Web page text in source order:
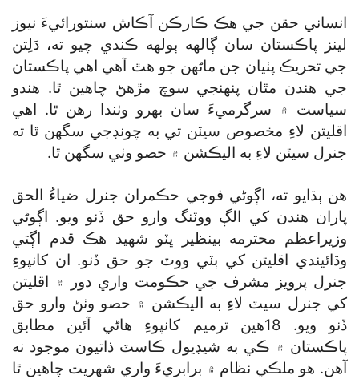
انساني حقن جي هڪ ڪارڪن آڪاش سنتورائيءَ نيوز
لينز پاڪستان سان ڳالهه ٻولهه ڪندي چيو ته، دَلِتن
جي تحريڪ پٺيان جن ماڻهن جو هٿ آهي اهي پاڪستان
جي هندن مٿان پنهنجي سوچ مڙهڻ چاهين ٿا. هندو
سياست ۾ سرگرميءَ سان بهرو وٺندا رهن ٿا. اهي
اقليتن لاءِ مخصوص سيٽن تي به چونڊجي سگھن ٿا ته
جنرل سيٽن لاءِ به اليڪشن ۾ حصو وٺي سگھن ٿا.
هن ٻڌايو ته، اڳوڻي فوجي حڪمران جنرل ضياءُ الحق
پاران هندن کي الڳ ووٽنگ وارو حق ڏنو ويو. اڳوڻي
وزيراعظم محترمه بينظير ڀٽو شهيد هڪ قدم اڳتي
وڌائيندي اقليتن کي ٻٽي ووٽ جو حق ڏنو. ان کانپوءِ
جنرل پرويز مشرف جي حڪومت واري دور ۾ اقليتن
کي جنرل سيٽ لاءِ به اليڪشن ۾ حصو وٺڻ وارو حق
ڏنو ويو. 18هين ترميم کانپوءِ هاڻي آئين مطابق
پاڪستان ۾ ڪي به شيڊيول ڪاسٽ ذاتيون موجود نه
آهن. هو ملڪي نظام ۾ برابريءَ واري شهريت چاهين ٿا